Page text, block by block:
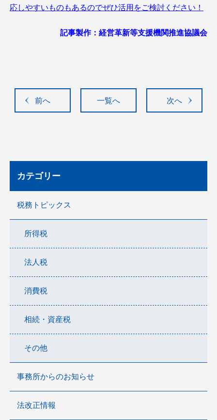
応しやすいものもあるのでぜひ活用をご検討ください！
記事製作：経営革新等支援機関推進協議会
前へ 一覧へ 次へ
カテゴリー
税務トピックス
所得税
法人税
消費税
相続・資産税
その他
事務所からのお知らせ
法改正情報